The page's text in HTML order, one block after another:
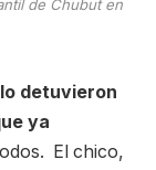
de Chubut en
lo detuvieron
ya
El chico,